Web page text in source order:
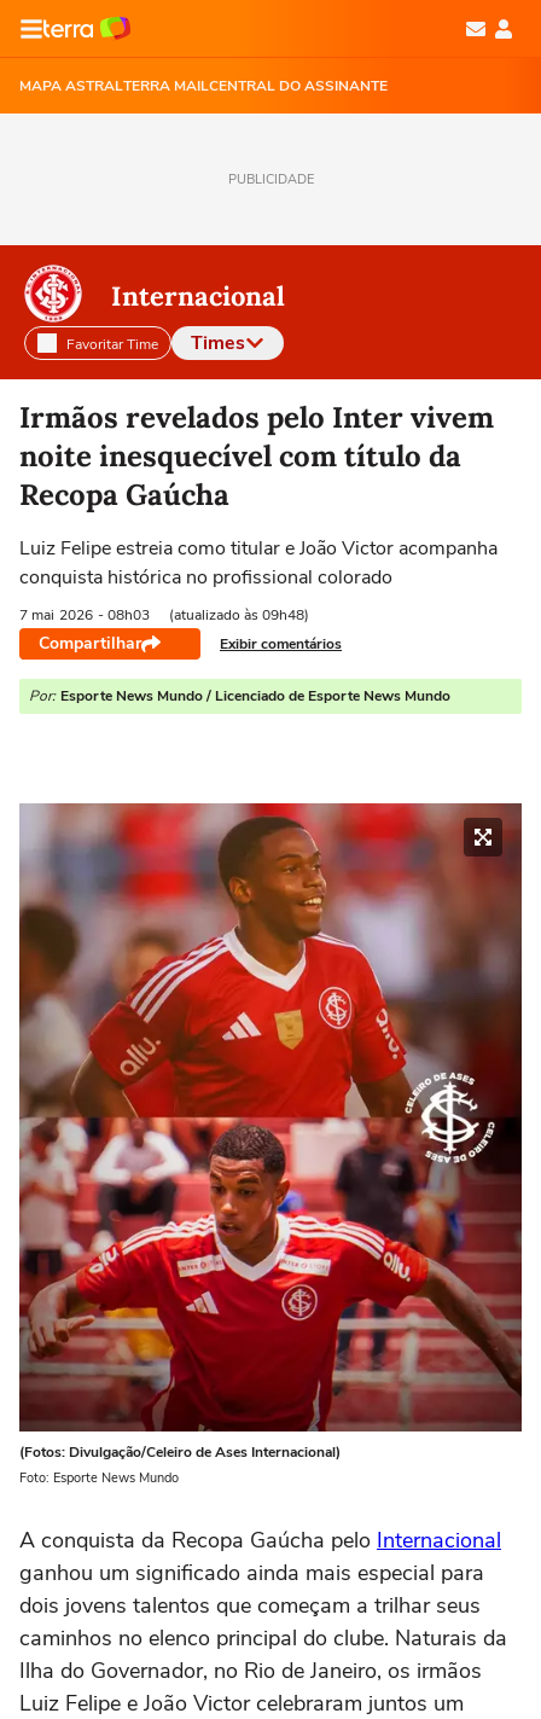
MAPA ASTRALTERRA MAILCENTRAL DO ASSINANTE
PUBLICIDADE
Internacional
Favoritar Time Times
Selecione o time para ver as notícias
Irmãos revelados pelo Inter vivem
noite inesquecível com título da
Recopa Gaúcha
Luiz Felipe estreia como titular e João Victor acompanha
conquista histórica no profissional colorado
7 mai 2026 - 08h03 (atualizado às 09h48)
Compartilhar Exibir comentários
Por: Esporte News Mundo / Licenciado de Esporte News Mundo
(Fotos: Divulgação/Celeiro de Ases Internacional)
Foto: Esporte News Mundo
A conquista da Recopa Gaúcha pelo Internacional
ganhou um significado ainda mais especial para
dois jovens talentos que começam a trilhar seus
caminhos no elenco principal do clube. Naturais da
Ilha do Governador, no Rio de Janeiro, os irmãos
Luiz Felipe e João Victor celebraram juntos um